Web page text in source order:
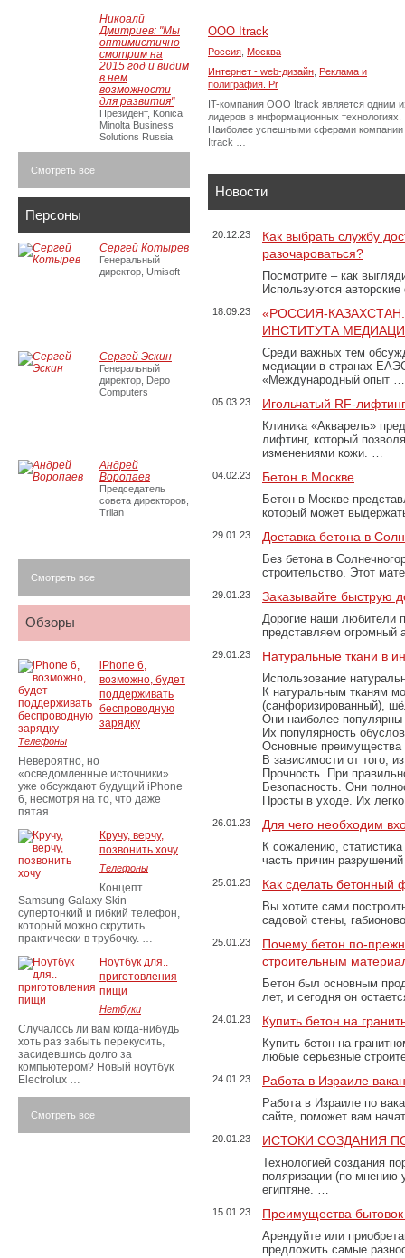
ООО Itrack
Россия Москва
Интернет - web-дизайн Реклама и
полиграфия. Pr
IT-компания ООО Itrack является одним
лидеров в информационных технологиях.
Наиболее успешными сферами компании
Itrack …
Новости
20.12.23
Как выбрать службу
разочароваться?
Посмотрите – как
Используются
18.09.23
«РОССИЯ-
ИНСТИТУТА
Среди важных тем
медиации в странах
«Международный опыт …
05.03.23 Игольчатый RF-
Клиника «Акварель»
лифтинг, который
изменениями кожи. …
04.02.23 Бетон в Москве
Бетон в Москве
который может
29.01.23 Доставка бетона в
Без бетона в
строительство. Этот
29.01.23 Заказывайте быструю
Дорогие наши любители
представляем огромный
29.01.23 Натуральные ткани в
Использование
К натуральным тканям
(санфоризированный),
Они наиболее популярны
Их популярность
Основные преимущества
В зависимости от того,
Прочность. При
Безопасность. Они
Просты в уходе. Их
26.01.23 Для чего необходим
К сожалению,
часть причин
25.01.23 Как сделать бетонный
Вы хотите сами
садовой стены,
25.01.23
Почему бетон по-
строительным
Бетон был основным
лет, и сегодня он
24.01.23 Купить бетон на
Купить бетон на
любые серьезные
24.01.23 Работа в Израиле
Работа в Израиле по
сайте, поможет вам
20.01.23 ИСТОКИ СОЗДАНИЯ
Технологией создания
поляризации (по
египтяне. …
15.01.23 Преимущества
Арендуйте или
предложить самые
Никоалй
Дмитриев: "Мы
оптимистично
смотрим на
2015 год и видим
в нем
возможности
для развития"
Президент, Konica
Minolta Business
Solutions Russia
Смотреть все
Персоны
Сергей Котырев
Генеральный
директор, Umisoft
Сергей Эскин
Генеральный
директор, Depo
Computers
Андрей
Воропаев
Председатель
совета директоров,
Trilan
Смотреть все
Обзоры
iPhone 6,
возможно, будет
поддерживать
беспроводную
зарядку
Телефоны
Невероятно, но
«осведомленные источники»
уже обсуждают будущий iPhone
6, несмотря на то, что даже
пятая …
Кручу, верчу,
позвонить хочу
Телефоны
Концепт
Samsung Galaxy Skin —
супертонкий и гибкий телефон,
который можно скрутить
практически в трубочку. …
Ноутбук для..
приготовления
пищи
Нетбуки
Случалось ли вам когда-нибудь
хоть раз забыть перекусить,
засидевшись долго за
компьютером? Новый ноутбук
Electrolux …
Смотреть все